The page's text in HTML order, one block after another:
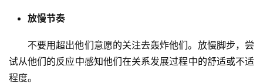
放慢节奏
不要用超出他们意愿的关注去轰炸他们。放慢脚步，尝
试从他们的反应中感知他们在关系发展过程中的舒适或不适
程度。